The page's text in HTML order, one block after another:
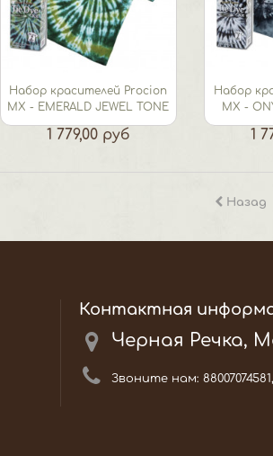
Набор красителей Procion
МХ - EMERALD JEWEL TONE
1 779,00 руб
Набор
МХ -
1
Назад
Контактная
Черная Речка,
Звоните нам: